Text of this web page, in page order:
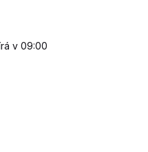
v 09:00